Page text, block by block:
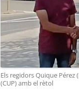
Els regidors Quique Pérez
(CUP) amb el rètol